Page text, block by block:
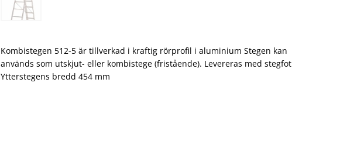
Kombistegen 512-5 är tillverkad i kraftig rörprofil i aluminium Stegen kan
används som utskjut- eller kombistege (fristående). Levereras med stegfot
Ytterstegens bredd 454 mm